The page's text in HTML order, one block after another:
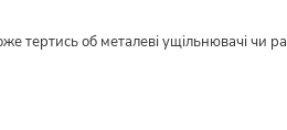
тертись об металеві ущільнювачі